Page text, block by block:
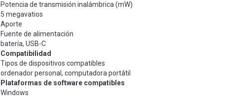
Potencia de transmisión inalámbrica (mW)
5 megavatios
Aporte
Fuente de alimentación
batería, USB-C
Compatibilidad
Tipos de dispositivos compatibles
ordenador personal, computadora portátil
Plataformas de software compatibles
Windows